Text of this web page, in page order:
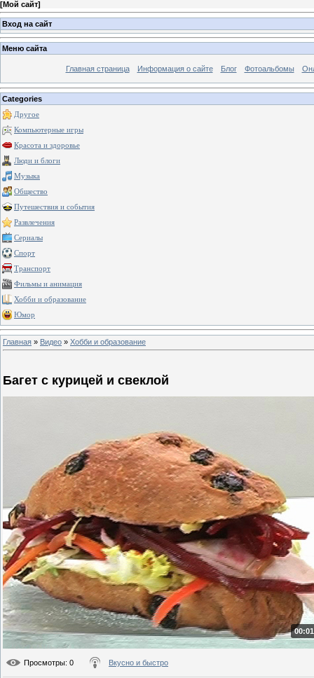
[Мой сайт]
Вход на сайт
Меню сайта
Главная страница Информация о сайте Блог Фотоальбомы
Categories
Другое
Компьютерные игры
Красота и здоровье
Люди и блоги
Музыка
Общество
Путешествия и события
Развлечения
Сериалы
Спорт
Транспорт
Фильмы и анимация
Хобби и образование
Юмор
Главная » Видео » Хобби и образование
Багет с курицей и свеклой
Просмотры: 0 Вкусно и быстро